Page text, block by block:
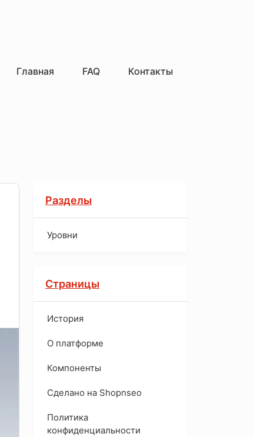
Главная FAQ Контакты
Разделы
Уровни
Страницы
История
O платформе
Компоненты
Сделано на Shopnseo
Политика
конфиденциальности